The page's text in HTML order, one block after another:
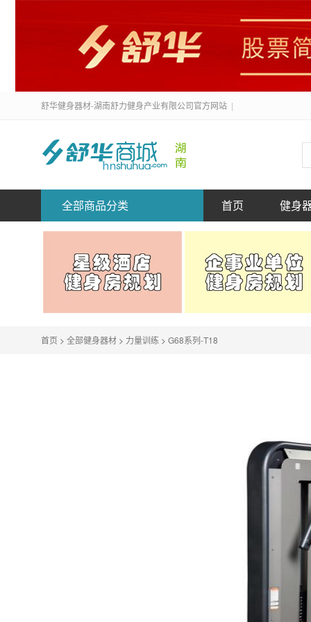
舒华健身器材-湖南舒力健身产业有限公司官方网站
全部商品分类 首页 健身
首页 > 全部健身器材 > 力量训练 > G68系列-T18